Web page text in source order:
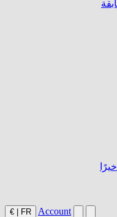
FR
€ Account